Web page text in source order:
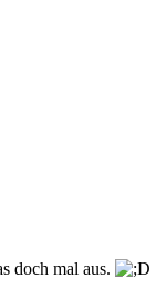
doch mal aus.